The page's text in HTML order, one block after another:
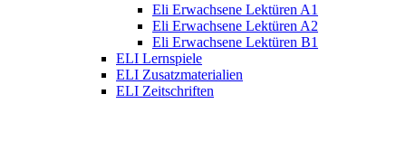
Eli Erwachsene Lektüren A1
Eli Erwachsene Lektüren A2
Eli Erwachsene Lektüren B1
ELI Lernspiele
ELI Zusatzmaterialien
ELI Zeitschriften